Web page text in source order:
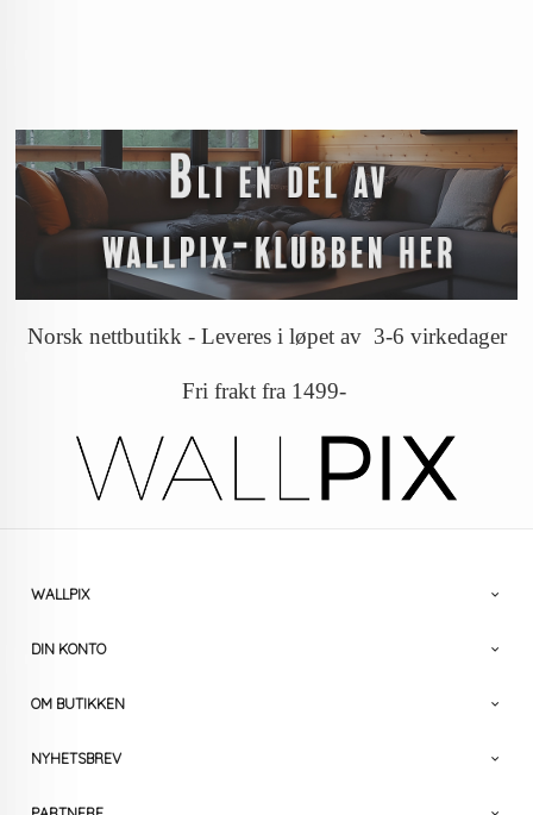
Norsk nettbutikk - Leveres i løpet av 3-6 virkedager
Fri frakt fra 1499-
WALLPIX
DIN KONTO
OM BUTIKKEN
NYHETSBREV